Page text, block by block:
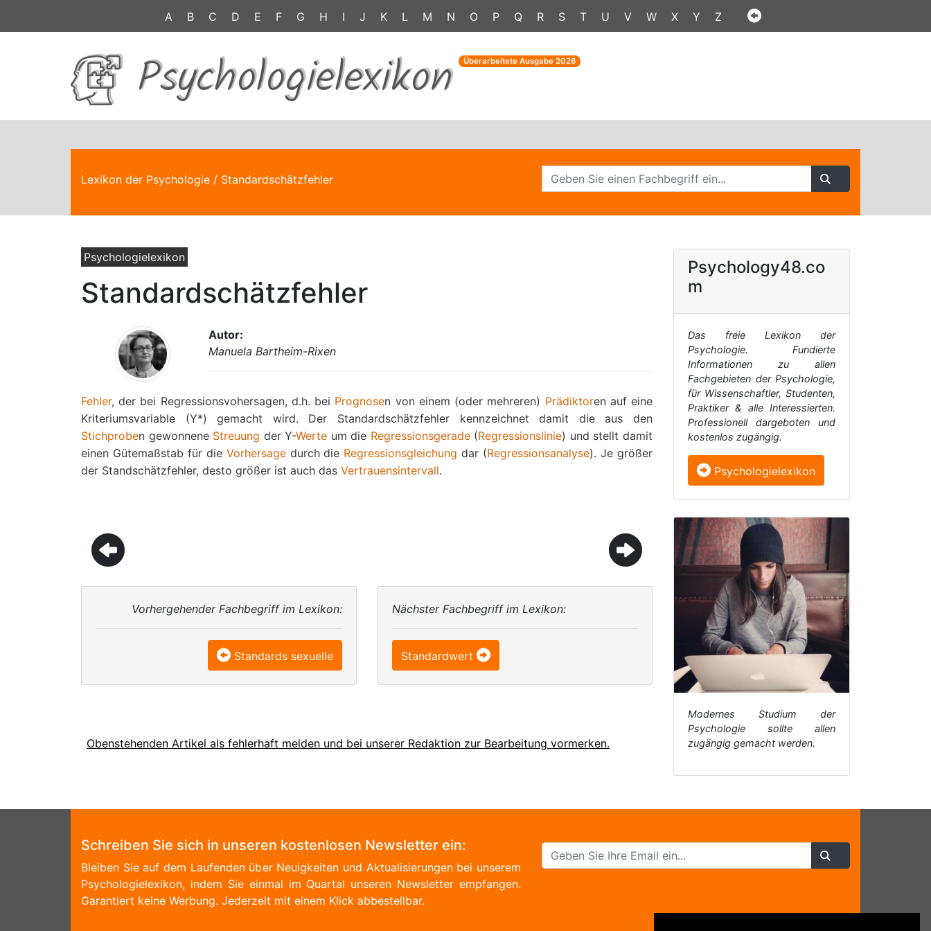
A B C D E F G H I J K L M N O P Q R S T U V W X Y Z
Psychologielexikon Überarbeitete Ausgabe 2026
Lexikon der Psychologie / Standardschätzfehler
Psychologielexikon
Standardschätzfehler
Autor:
Manuela Bartheim-Rixen
Fehler, der bei Regressionsvohersagen, d.h. bei Prognosen von einem (oder mehreren) Prädiktoren auf eine
Kriteriumsvariable (Y*) gemacht wird. Der Standardschätzfehler kennzeichnet damit die aus den
Stichproben gewonnene Streuung der Y-Werte um die Regressionsgerade(Regressionslinie) und stellt damit
einen Gütemaßstab für die Vorhersagedurch die Regressionsgleichung dar (Regressionsanalyse). Je größer
der Standschätzfehler, desto größer ist auch das Vertrauensintervall.
Vorhergehender Fachbegriff im Lexikon:
Standards sexuelle
Nächster Fachbegriff im Lexikon:
Standardwert
Obenstehenden Artikel als fehlerhaft melden und bei unserer Redaktion zur Bearbeitung vormerken.
Psychology48.co
m
Das freie Lexikon der
Psychologie. Fundierte
Informationen zu allen
Fachgebieten der Psychologie,
für Wissenschaftler, Studenten,
Praktiker & alle Interessierten.
Professionell dargeboten und
kostenlos zugängig.
Psychologielexikon
Modernes Studium der
Psychologie sollte allen
zugängig gemacht werden.
Schreiben Sie sich in unseren kostenlosen Newsletter ein:
Bleiben Sie auf dem Laufenden über Neuigkeiten und Aktualisierungen bei unserem
Psychologielexikon, indem Sie einmal im Quartal unseren Newsletter empfangen.
Garantiert keine Werbung. Jederzeit mit einem Klick abbestellbar.